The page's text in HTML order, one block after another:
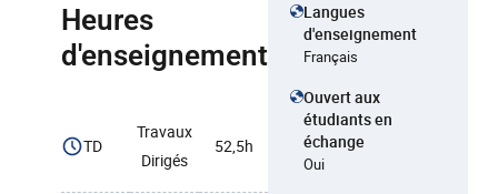
Heures
d'enseignement
TD
Travaux
Dirigés
52,5h
Langues
d'enseignement
Français
Ouvert aux
étudiants en
échange
Oui